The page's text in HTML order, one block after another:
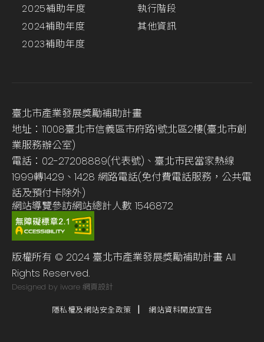
2025補助年度
2024補助年度
2023補助年度
執行階段
其他資訊
臺北市產業發展獎勵補助計畫
地址：11008臺北市信義區市府路1號北區2樓(臺北市創
業服務辦公室)
電話：02-27208889(代表號)、臺北市民當家熱線
1999轉1429、1428 網路電話(免付費電話服務，公共電
話及預付卡除外)
網站導覽參訪網站總計人數 1546872
版權所有 © 2024 臺北市產業發展獎勵補助計畫 All
Rights Reserved.
Designed by iware 網頁設計
隱私權及網站安全政策 網站資料開放宣告